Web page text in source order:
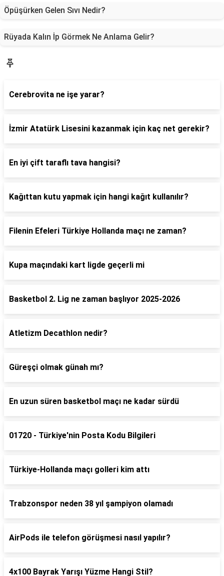
Öpüşürken Gelen Sıvı Nedir?
Rüyada Kalın İp Görmek Ne Anlama Gelir?
Cerebrovita ne işe yarar?
İzmir Atatürk Lisesini kazanmak için kaç net gerekir?
En iyi çift taraflı tava hangisi?
Kağıttan kutu yapmak için hangi kağıt kullanılır?
Filenin Efeleri Türkiye Hollanda maçı ne zaman?
Kupa maçındaki kart ligde geçerli mi
Basketbol 2. Lig ne zaman başlıyor 2025-2026
Atletizm Decathlon nedir?
Güreşçi olmak günah mı?
En uzun süren basketbol maçı ne kadar sürdü
01720 - Türkiye'nin Posta Kodu Bilgileri
Türkiye-Hollanda maçı golleri kim attı
Trabzonspor neden 38 yıl şampiyon olamadı
AirPods ile telefon görüşmesi nasıl yapılır?
4x100 Bayrak Yarışı Yüzme Hangi Stil?